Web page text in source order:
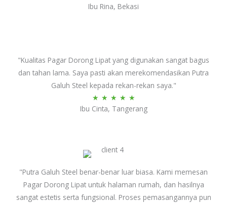
5
Ibu Rina, Bekasi
"Kualitas Pagar Dorong Lipat yang digunakan sangat bagus
dan tahan lama. Saya pasti akan merekomendasikan Putra
Galuh Steel kepada rekan-rekan saya."
★ ★ ★ ★ ★Rated
5
Ibu Cinta, Tangerang
"Putra Galuh Steel benar-benar luar biasa. Kami memesan
Pagar Dorong Lipat untuk halaman rumah, dan hasilnya
sangat estetis serta fungsional. Proses pemasangannya pun